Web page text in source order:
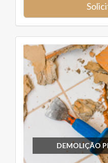
DEMOLIÇÃO